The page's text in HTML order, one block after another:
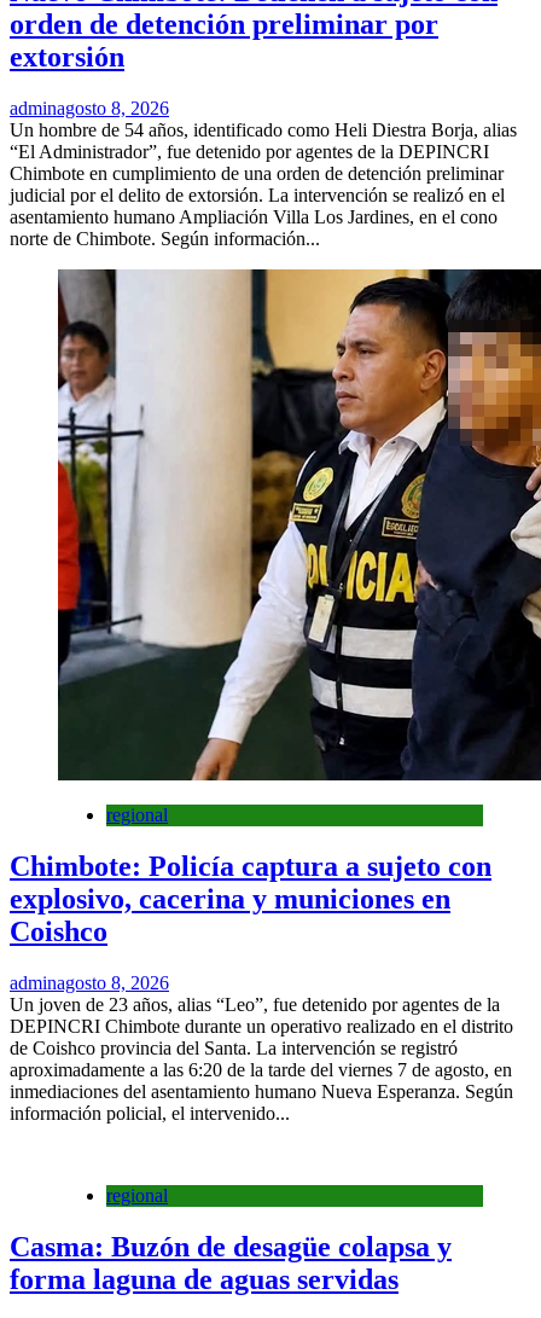
orden de detención preliminar por
extorsión
adminagosto 8, 2026
Un hombre de 54 años, identificado como Heli Diestra Borja, alias
“El Administrador”, fue detenido por agentes de la DEPINCRI
Chimbote en cumplimiento de una orden de detención preliminar
judicial por el delito de extorsión. La intervención se realizó en el
asentamiento humano Ampliación Villa Los Jardines, en el cono
norte de Chimbote. Según información...
regional
Chimbote: Policía captura a sujeto con
explosivo, cacerina y municiones en
Coishco
adminagosto 8, 2026
Un joven de 23 años, alias “Leo”, fue detenido por agentes de la
DEPINCRI Chimbote durante un operativo realizado en el distrito
de Coishco provincia del Santa. La intervención se registró
aproximadamente a las 6:20 de la tarde del viernes 7 de agosto, en
inmediaciones del asentamiento humano Nueva Esperanza. Según
información policial, el intervenido...
regional
Casma: Buzón de desagüe colapsa y
forma laguna de aguas servidas